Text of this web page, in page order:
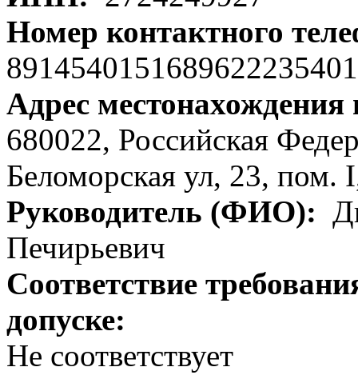
Номер контактного
8914540151689622235401
Адрес
680022, Российская
Беломорская ул, 23, пом.
Руководитель (ФИО):
Печирьевич
Соответствие
допуске:
Не соответствует